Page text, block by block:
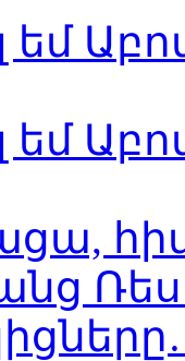
եմ
եմ